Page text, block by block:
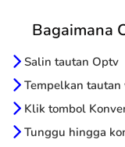
Bagaimana
Salin tautan Optv
Tempelkan
Klik tombol
Tunggu hingga